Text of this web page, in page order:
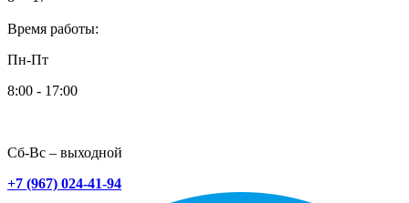
Время работы:
Пн-Пт
8:00 - 17:00
Сб-Вс – выходной
+7 (967) 024-41-94